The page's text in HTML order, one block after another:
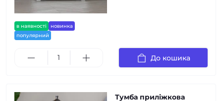
в наявності
новинка
популярний
До кошика
Тумба приліжкова